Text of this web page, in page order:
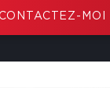
MOI